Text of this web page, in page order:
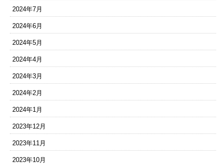
2024年7月
2024年6月
2024年5月
2024年4月
2024年3月
2024年2月
2024年1月
2023年12月
2023年11月
2023年10月